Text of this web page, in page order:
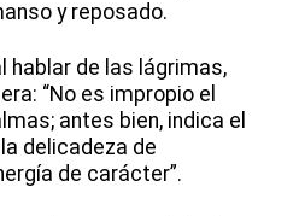
y reposado.
hablar de las lágrimas,
“No es impropio el
antes bien, indica el
delicadeza de
de carácter”.